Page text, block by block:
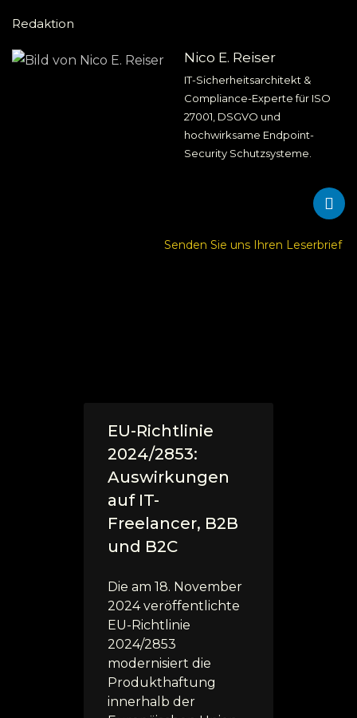
Redaktion
Nico E. Reiser
IT-Sicherheitsarchitekt &
Compliance-Experte für ISO
27001, DSGVO und
hochwirksame Endpoint-
Security Schutzsysteme.
Senden Sie uns Ihren Leserbrief
EU-Richtlinie
2024/2853:
Auswirkungen
auf IT-
Freelancer, B2B
und B2C
Die am 18. November
2024 veröffentlichte
EU-Richtlinie
2024/2853
modernisiert die
Produkthaftung
innerhalb der